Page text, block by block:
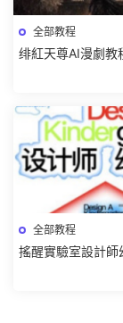
全部教程
绯紅天尊AI漫劇教
全部教程
搖醒實驗室設計師
件基礎課2025【